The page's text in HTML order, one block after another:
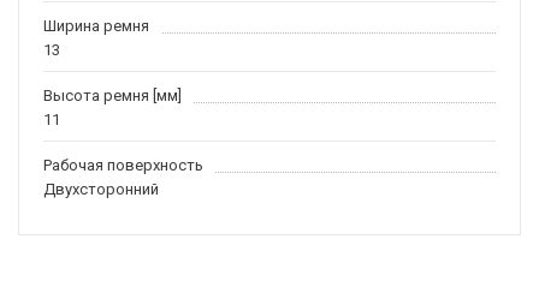
Ширина ремня
13
Высота ремня [мм]
11
Рабочая поверхность
Двухсторонний